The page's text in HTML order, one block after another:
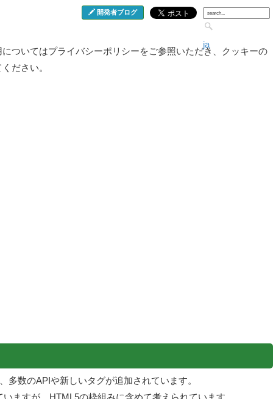
開発者ブログ
ja
ついてはプライバシーポリシーをご参照いただき、クッキーの
ださい。
数のAPIや新しいタグが追加されています。
ますが、HTML5の枠組みに含めて考えられています。